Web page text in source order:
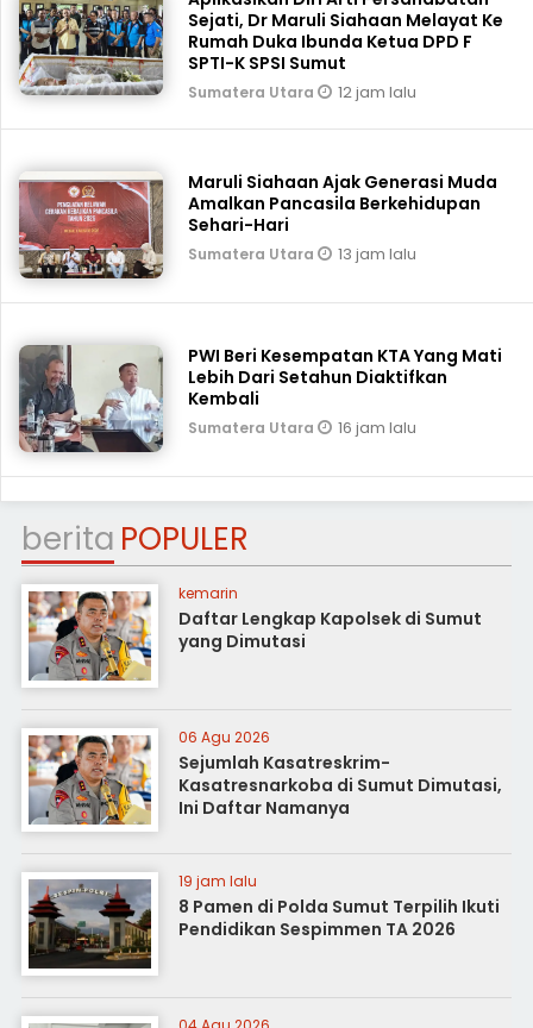
Sejati, Dr Maruli Siahaan Melayat Ke
Rumah Duka Ibunda Ketua DPD F
SPTI-K SPSI Sumut
Sumatera Utara 12 jam lalu
Maruli Siahaan Ajak Generasi Muda
Amalkan Pancasila Berkehidupan
Sehari-Hari
Sumatera Utara 13 jam lalu
PWI Beri Kesempatan KTA Yang Mati
Lebih Dari Setahun Diaktifkan
Kembali
Sumatera Utara 16 jam lalu
berita POPULER
kemarin
Daftar Lengkap Kapolsek di Sumut
yang Dimutasi
06 Agu 2026
Sejumlah Kasatreskrim-
Kasatresnarkoba di Sumut Dimutasi,
Ini Daftar Namanya
19 jam lalu
8 Pamen di Polda Sumut Terpilih Ikuti
Pendidikan Sespimmen TA 2026